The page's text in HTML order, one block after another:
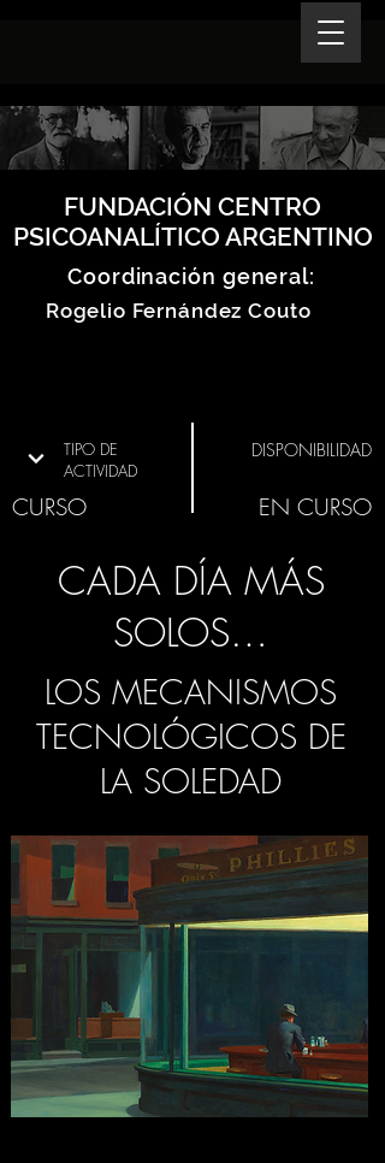
FUNDACIÓN CENTRO
PSICOANALÍTICO ARGENTINO
Coordinación general:
Rogelio Fernández Couto
TIPO DE
ACTIVIDAD
CURSO
DISPONIBILIDAD
EN CURSO
CADA DÍA MÁS
SOLOS…
LOS MECANISMOS
TECNOLÓGICOS DE
LA SOLEDAD